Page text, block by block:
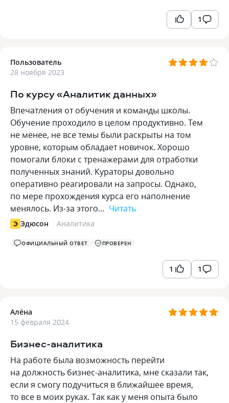
1
Пользователь
28 ноября 2023
По курсу «Аналитик данных»
Впечатления от обучения и команды школы.
Обучение проходило в целом продуктивно. Тем
не менее, не все темы были раскрыты на том
уровне, которым обладает новичок. Хорошо
помогали блоки с тренажерами для отработки
полученных знаний. Кураторы довольно
оперативно реагировали на запросы. Однако,
по мере прохождения курса его наполнение
менялось. Из-за этого… Читать
Эдюсон Аналитика
ОФИЦИАЛЬНЫЙ ОТВЕТ ПРОВЕРЕН
1 1
Алёна
15 февраля 2024
Бизнес-аналитика
На работе была возможность перейти
на должность бизнес-аналитика, мне сказали так,
если я смогу подучиться в ближайшее время,
то все в моих руках. Так как у меня опыта было